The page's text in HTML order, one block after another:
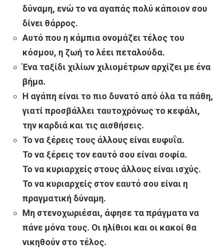
δύναμη, ενώ το να αγαπάς πολύ κάποιον σου
δίνει θάρρος.
Αυτό που η κάμπια ονομάζει τέλος του
κόσμου, η ζωή το λέει πεταλούδα.
Ένα ταξίδι χιλίων χιλιομέτρων αρχίζει με ένα
βήμα.
Η αγάπη είναι το πιο δυνατό από όλα τα πάθη,
γιατί προσβάλλει ταυτοχρόνως το κεφάλι,
την καρδιά και τις αισθήσεις.
Το να ξέρεις τους άλλους είναι ευφυΐα.
Το να ξέρεις τον εαυτό σου είναι σοφία.
Το να κυριαρχείς στους άλλους είναι ισχύς.
Το να κυριαρχείς στον εαυτό σου είναι η
πραγματική δύναμη.
Μη στενοχωριέσαι, άφησε τα πράγματα να
πάνε μόνα τους. Οι ηλίθιοι και οι κακοί θα
νικηθούν στο τέλος.